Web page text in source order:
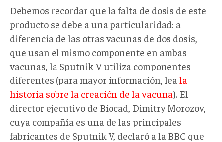
Debemos recordar que la falta de dosis de este
producto se debe a una particularidad: a
diferencia de las otras vacunas de dos dosis,
que usan el mismo componente en ambas
vacunas, la Sputnik V utiliza componentes
diferentes (para mayor información, lea la
historia sobre la creación de la vacuna). El
director ejecutivo de Biocad, Dimitry Morozov,
cuya compañía es una de las principales
fabricantes de Sputnik V, declaró a la BBC que